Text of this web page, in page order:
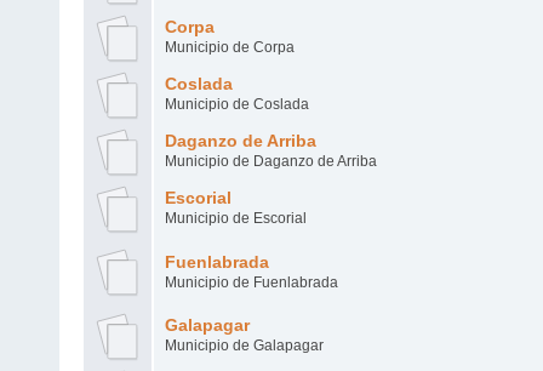
Corpa
Municipio de Corpa
Coslada
Municipio de Coslada
Daganzo de Arriba
Municipio de Daganzo de Arriba
Escorial
Municipio de Escorial
Fuenlabrada
Municipio de Fuenlabrada
Galapagar
Municipio de Galapagar